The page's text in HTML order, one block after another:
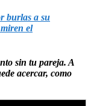
burlas a su
el
sin tu pareja. A
acercar, como